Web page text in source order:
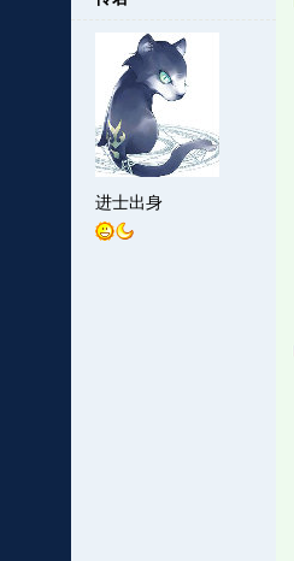
进士出身